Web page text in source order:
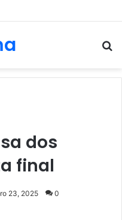
ao longo dos séculos
dos
final
23, 2025 0